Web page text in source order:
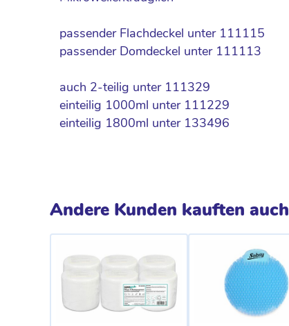
passender Flachdeckel unter 111115
passender Domdeckel unter 111113
auch 2-teilig unter 111329
einteilig 1000ml unter 111229
einteilig 1800ml unter 133496
Andere Kunden kauften auch